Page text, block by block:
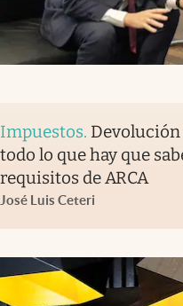
Impuestos. Devolución
todo lo que hay que
requisitos de ARCA
José Luis Ceteri